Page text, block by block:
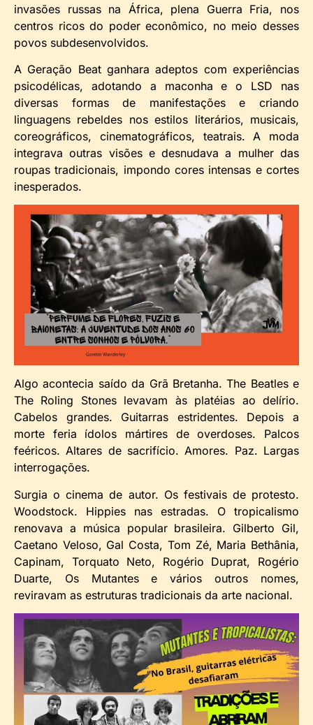
invasões russas na África, plena Guerra Fria, nos
centros ricos do poder econômico, no meio desses
povos subdesenvolvidos.
A Geração Beat ganhara adeptos com experiências
psicodélicas, adotando a maconha e o LSD nas
diversas formas de manifestações e criando
linguagens rebeldes nos estilos literários, musicais,
coreográficos, cinematográficos, teatrais. A moda
integrava outras visões e desnudava a mulher das
roupas tradicionais, impondo cores intensas e cortes
inesperados.
Algo acontecia saído da Grã Bretanha. The Beatles e
The Roling Stones levavam às platéias ao delírio.
Cabelos grandes. Guitarras estridentes. Depois a
morte feria ídolos mártires de overdoses. Palcos
feéricos. Altares de sacrifício. Amores. Paz. Largas
interrogações.
Surgia o cinema de autor. Os festivais de protesto.
Woodstock. Hippies nas estradas. O tropicalismo
renovava a música popular brasileira. Gilberto Gil,
Caetano Veloso, Gal Costa, Tom Zé, Maria Bethânia,
Capinam, Torquato Neto, Rogério Duprat, Rogério
Duarte, Os Mutantes e vários outros nomes,
reviravam as estruturas tradicionais da arte nacional.